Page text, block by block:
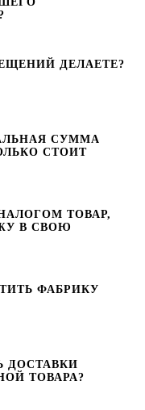
ДЕЛАЕТЕ?
СУММА
СТОИТ
ТОВАР,
В СВОЮ
ФАБРИКУ
ДОСТАВКИ
ТОВАРА?